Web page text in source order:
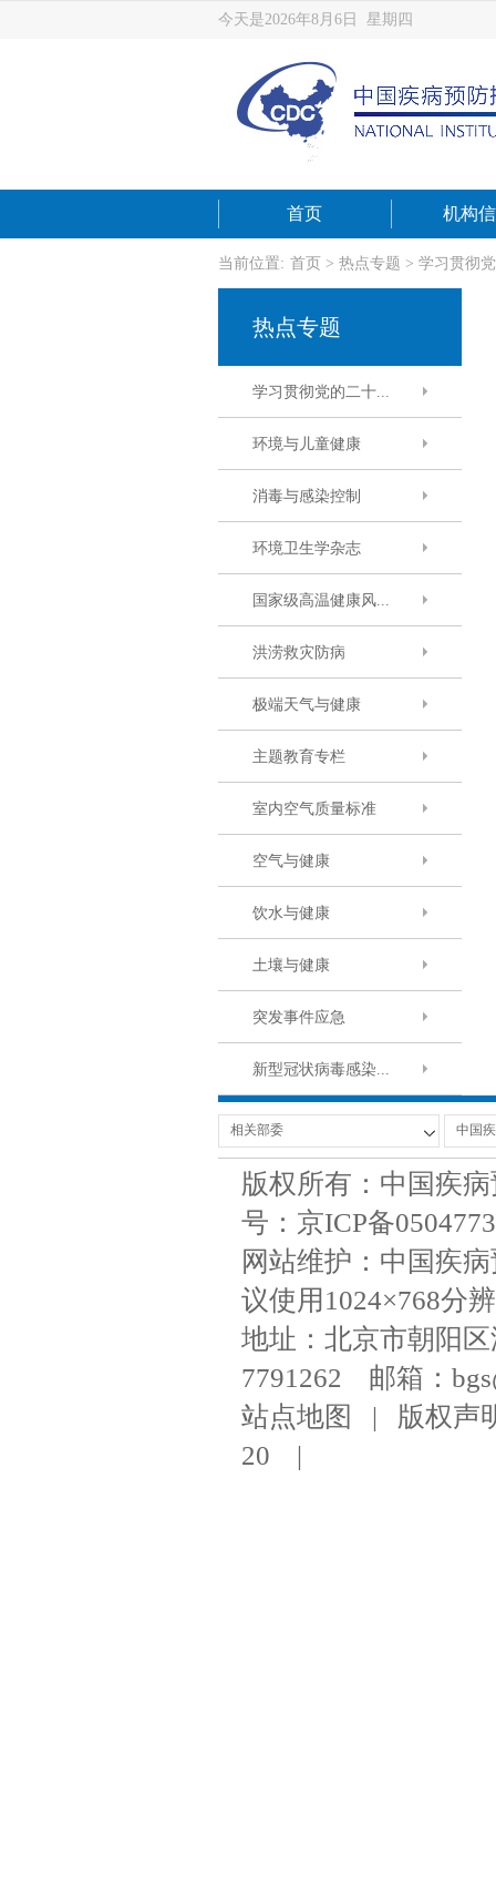
今天是2026年8月6日 星期四
首页 机构
当前位置: 首页 > 热点专题 > 学习贯彻
热点专题
学习贯彻党的二十...
环境与儿童健康
消毒与感染控制
环境卫生学杂志
国家级高温健康风...
洪涝救灾防病
极端天气与健康
主题教育专栏
室内空气质量标准
空气与健康
饮水与健康
土壤与健康
突发事件应急
新型冠状病毒感染...
版权所有：中国疾
号：京ICP备
网站维护：中国疾
议使用1024×768分
地址：北京市朝阳
7791262 邮箱：
站点地图
| 版权声
20 |